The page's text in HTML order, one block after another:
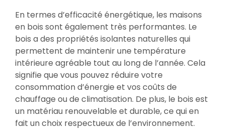
En termes d’efficacité énergétique, les maisons
en bois sont également très performantes. Le
bois a des propriétés isolantes naturelles qui
permettent de maintenir une température
intérieure agréable tout au long de l’année. Cela
signifie que vous pouvez réduire votre
consommation d’énergie et vos coûts de
chauffage ou de climatisation. De plus, le bois est
un matériau renouvelable et durable, ce qui en
fait un choix respectueux de l’environnement.